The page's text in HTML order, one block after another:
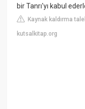
bir Tanrı'yı kabul
Kaynak kaldırma
kutsalkitap.org